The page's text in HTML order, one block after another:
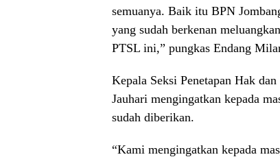
semuanya. Baik itu BPN
yang sudah berkenan
PTSL ini,” pungkas Endang
Kepala Seksi Penetapan Hak
Jauhari mengingatkan kepada
sudah diberikan.
“Kami mengingatkan kepada